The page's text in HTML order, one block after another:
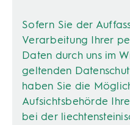
Sofern Sie der
Verarbeitung Ihrer
Daten durch uns im
geltenden
haben Sie die
Aufsichtsbehörde
bei der